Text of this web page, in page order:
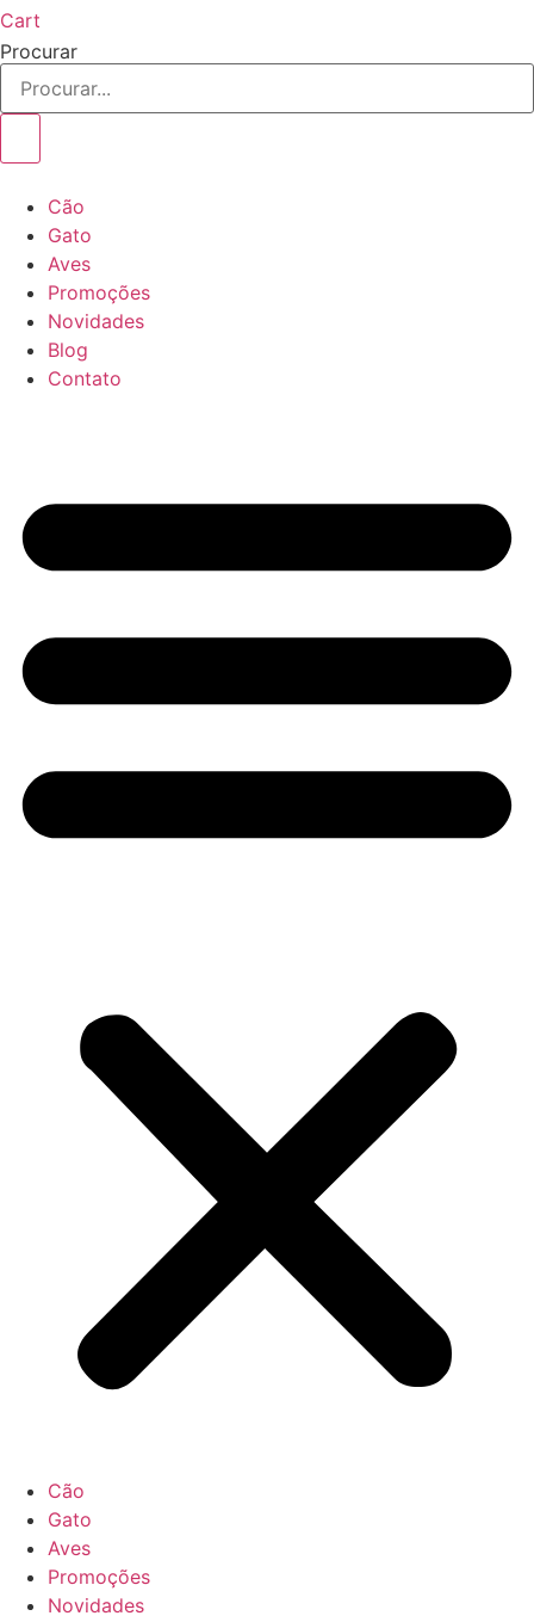
Cart
Procurar
Cão
Gato
Aves
Promoções
Novidades
Blog
Contato
Cão
Gato
Aves
Promoções
Novidades